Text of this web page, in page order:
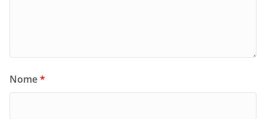
Nome*